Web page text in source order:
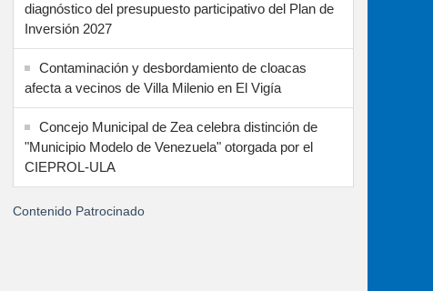
diagnóstico del presupuesto participativo del Plan de
Inversión 2027
Contaminación y desbordamiento de cloacas
afecta a vecinos de Villa Milenio en El Vigía
Concejo Municipal de Zea celebra distinción de
"Municipio Modelo de Venezuela" otorgada por el
CIEPROL-ULA
Contenido Patrocinado